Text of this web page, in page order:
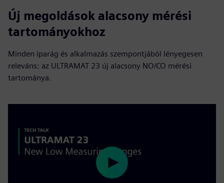
Új megoldások alacsony mérési
tartományokhoz
Minden iparág és alkalmazás szempontjából lényegesen
releváns: az ULTRAMAT 23 új alacsony NO/CO mérési
tartománya.
Play